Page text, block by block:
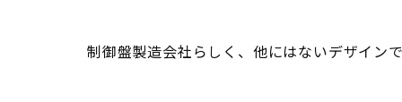
制御盤製造会社らしく、他にはないデザイン